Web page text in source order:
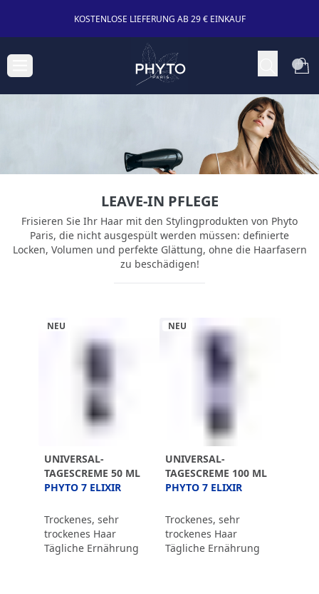
KOSTENLOSE LIEFERUNG AB 29 € EINKAUF
LEAVE-IN PFLEGE
Frisieren Sie Ihr Haar mit den Stylingprodukten von Phyto
Paris, die nicht ausgespült werden müssen: definierte
Locken, Volumen und perfekte Glättung, ohne die Haarfasern
zu beschädigen!
NEU
UNIVERSAL-
TAGESCREME 50 ML
PHYTO 7 ELIXIR
Trockenes, sehr
trockenes Haar
Tägliche Ernährung
NEU
UNIVERSAL-
TAGESCREME 100 ML
PHYTO 7 ELIXIR
Trockenes, sehr
trockenes Haar
Tägliche Ernährung